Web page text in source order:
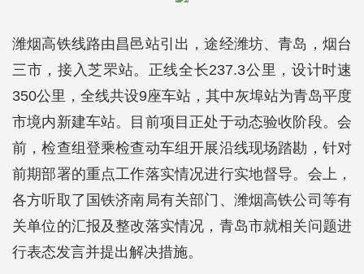
潍烟高铁线路由昌邑站引出，途经潍坊、青岛，烟台
三市，接入芝罘站。正线全长237.3公里，设计时速
350公里，全线共设9座车站，其中灰埠站为青岛平度
市境内新建车站。目前项目正处于动态验收阶段。会
前，检查组登乘检查动车组开展沿线现场踏勘，针对
前期部署的重点工作落实情况进行实地督导。会上，
各方听取了国铁济南局有关部门、潍烟高铁公司等有
关单位的汇报及整改落实情况，青岛市就相关问题进
行表态发言并提出解决措施。